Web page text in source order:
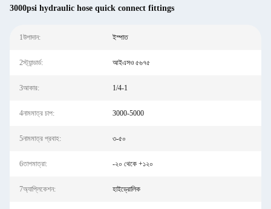
3000psi hydraulic hose quick connect fittings
1উপাদান: ইস্পাত
2স্ট্যান্ডার্ড: আইএসও ৫৬৭৫
3আকার: 1/4-1
4নামমাত্র চাপ: 3000-5000
5নামমাত্র প্রবাহ: ৩-৫০
6তাপমাত্রা: -২০ থেকে +১২০
7অ্যাপ্লিকেশন: হাইড্রোলিক